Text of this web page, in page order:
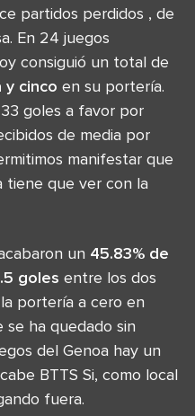
partidos perdidos , de
En 24 juegos
consiguió un total de
y cinco en su portería.
goles a favor por
de media por
manifestar que
tiene que ver con la
un 45.83% de
goles entre los dos
portería a cero en
ha quedado sin
del Genoa hay un
BTTS Si, como local
fuera.